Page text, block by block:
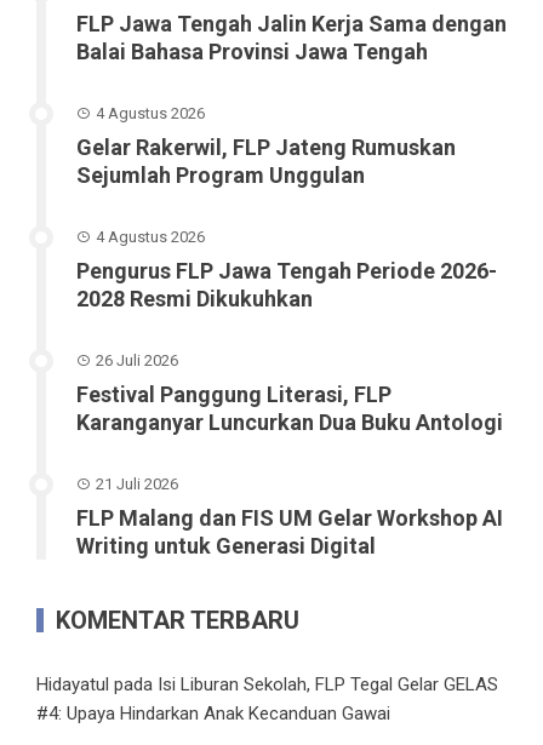
FLP Jawa Tengah Jalin Kerja Sama dengan
Balai Bahasa Provinsi Jawa Tengah
4 Agustus 2026
Gelar Rakerwil, FLP Jateng Rumuskan
Sejumlah Program Unggulan
4 Agustus 2026
Pengurus FLP Jawa Tengah Periode 2026-
2028 Resmi Dikukuhkan
26 Juli 2026
Festival Panggung Literasi, FLP
Karanganyar Luncurkan Dua Buku Antologi
21 Juli 2026
FLP Malang dan FIS UM Gelar Workshop AI
Writing untuk Generasi Digital
KOMENTAR TERBARU
Hidayatul pada Isi Liburan Sekolah, FLP Tegal Gelar GELAS
#4: Upaya Hindarkan Anak Kecanduan Gawai